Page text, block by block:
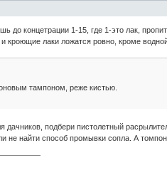
до концетрации 1-15, где 1-это лак,
кроющие лаки ложатся ровно, кроме
тампоном, реже кистью.
дачников, подбери пистолетный
не найти способ промывки сопла. А